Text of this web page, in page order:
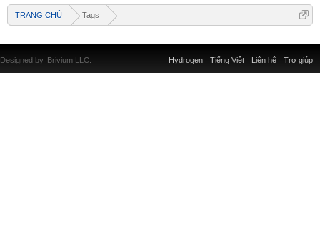
TRANG CHỦ Tags
Liên hệ Trợ giúp
Hydrogen Tiếng Việt
Designed by Brivium LLC.